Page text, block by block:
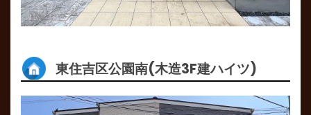
東住吉区公園南(木造3F建ハイツ)